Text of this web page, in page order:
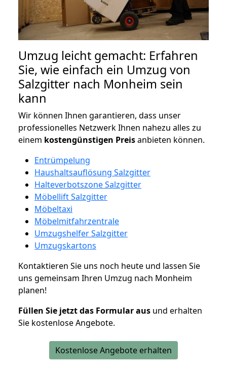
Umzug leicht gemacht: Erfahren
Sie, wie einfach ein Umzug von
Salzgitter nach Monheim sein
kann
Wir können Ihnen garantieren, dass unser
professionelles Netzwerk Ihnen nahezu alles zu
einem kostengünstigen Preisanbieten können.
Entrümpelung
Haushaltsauflösung Salzgitter
Halteverbotszone Salzgitter
Möbellift Salzgitter
Möbeltaxi
Möbelmitfahrzentrale
Umzugshelfer Salzgitter
Umzugskartons
Kontaktieren Sie uns noch heute und lassen Sie
uns gemeinsam Ihren Umzug nach Monheim
planen!
Füllen Sie jetzt das Formular aus und erhalten
Sie kostenlose Angebote.
Kostenlose Angebote erhalten